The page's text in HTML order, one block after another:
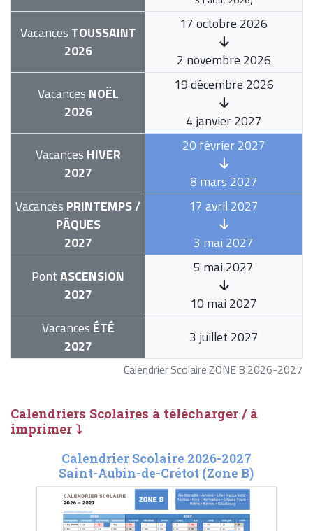
Calendrier Scolaire ZONE B 2026-2027
Vacances TOUSSAINT
2026
17 octobre 2026
2 novembre 2026
Vacances NOËL
2026
19 décembre 2026
4 janvier 2027
Vacances HIVER
2027
20 février 2027
8 mars 2027
Vacances PRINTEMPS /
PÂQUES
2027
17 avril 2027
3 mai 2027
PontASCENSION
2027
5 mai 2027
10 mai 2027
Vacances ÉTÉ
2027
3 juillet 2027
Calendriers Scolaires à télécharger / à
imprimer ⤵
Calendrier Scolaire 2026-2027
Saint-Aubin-de-Crétot (Zone B)